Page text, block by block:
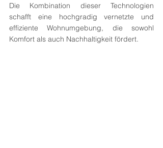
Die Kombination dieser Technologien
schafft eine hochgradig vernetzte und
effiziente Wohnumgebung, die sowohl
Komfort als auch Nachhaltigkeit fördert.